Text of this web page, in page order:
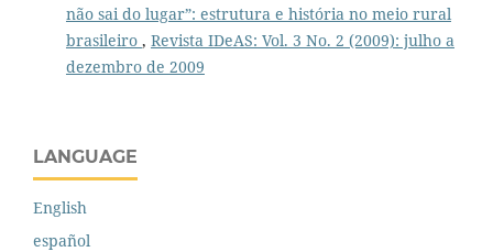
não sai do lugar”: estrutura e história no meio rural
brasileiro , Revista IDeAS: Vol. 3 No. 2 (2009): julho a
dezembro de 2009
LANGUAGE
English
español